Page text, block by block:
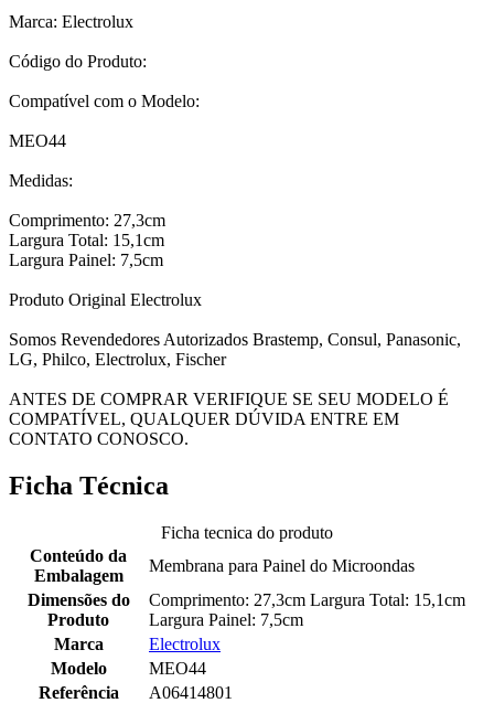
Marca: Electrolux
Código do Produto:
Compatível com o Modelo:
MEO44
Medidas:
Comprimento: 27,3cm
Largura Total: 15,1cm
Largura Painel: 7,5cm
Produto Original Electrolux
Somos Revendedores Autorizados Brastemp, Consul, Panasonic,
LG, Philco, Electrolux, Fischer
ANTES DE COMPRAR VERIFIQUE SE SEU MODELO É
COMPATÍVEL, QUALQUER DÚVIDA ENTRE EM
CONTATO CONOSCO.
Ficha Técnica
Ficha tecnica do produto
Conteúdo da
Embalagem
Membrana para Painel do Microondas
Dimensões do
Produto
Comprimento: 27,3cm Largura Total: 15,1cm
Largura Painel: 7,5cm
Marca
Electrolux
Modelo
MEO44
Referência
A06414801